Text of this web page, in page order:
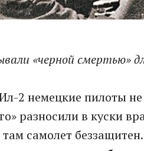
«черной смертью»
2 немецкие пилоты
разносили в куски
там самолет